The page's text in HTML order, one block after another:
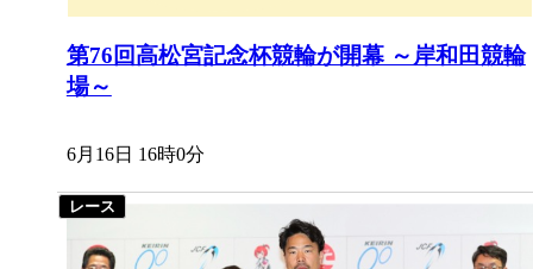
第76回高松宮記念杯競輪が開幕 ～岸和田競輪
場～
6月16日 16時0分